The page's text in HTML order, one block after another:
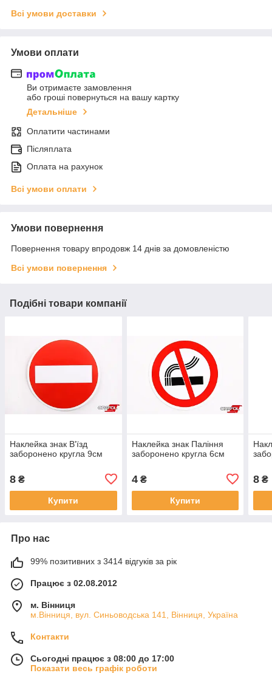
Всі умови доставки
Умови оплати
Ви отримаєте замовлення
або гроші повернуться на вашу картку
Детальніше
Оплатити частинами
Післяплата
Оплата на рахунок
Всі умови оплати
Умови повернення
Повернення товару впродовж 14 днів за домовленістю
Всі умови повернення
Подібні товари компанії
Наклейка знак В'їзд
заборонено кругла 9см
8 ₴
Купити
Наклейка знак Паління
заборонено кругла 6см
4₴
Купити
8 ₴
Про нас
99% позитивних з 3414 відгуків за рік
Працює з 02.08.2012
м. Вінниця
м.Вінниця, вул. Синьоводська 141, Вінниця, Україна
Контакти
Сьогодні працює з 08:00 до 17:00
Показати весь графік роботи